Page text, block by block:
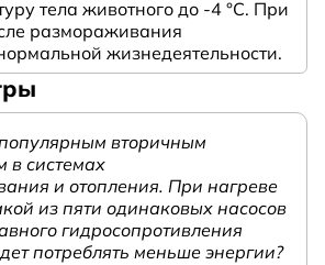
тела животного до -4 °C. При
размораживания
жизнедеятельности.
вторичным
в системах
и отопления. При нагреве
из пяти одинаковых насосов
гидросопротивления
потреблять меньше энергии?